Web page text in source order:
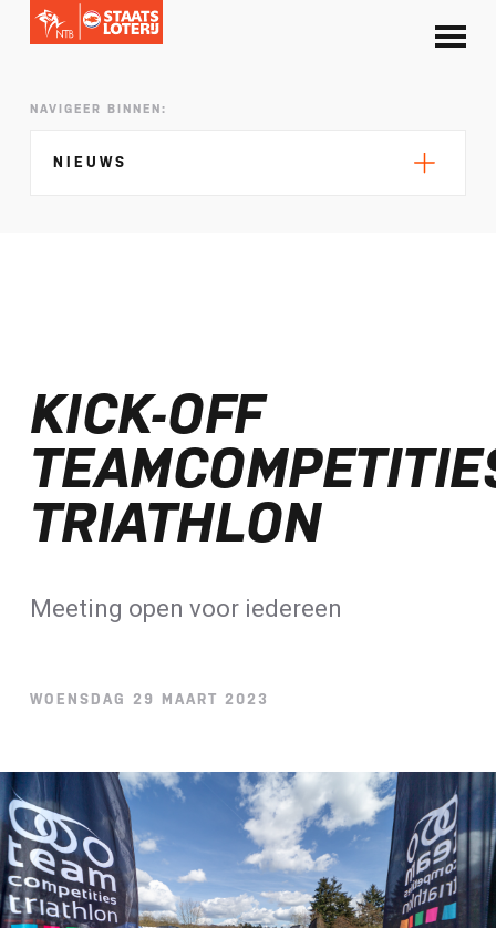
NAVIGEER BINNEN:
NIEUWS
Selectie EK lange afstand Almere bekend
Kalenders T50 en T100 World Championship
Tour 2027 bekend
NTB ontvangt bijdrage van Nederlandse
Loterij​
KICK-OFF
TRIATHLON
Meeting open voor iedereen
WOENSDAG 29 MAART 2023